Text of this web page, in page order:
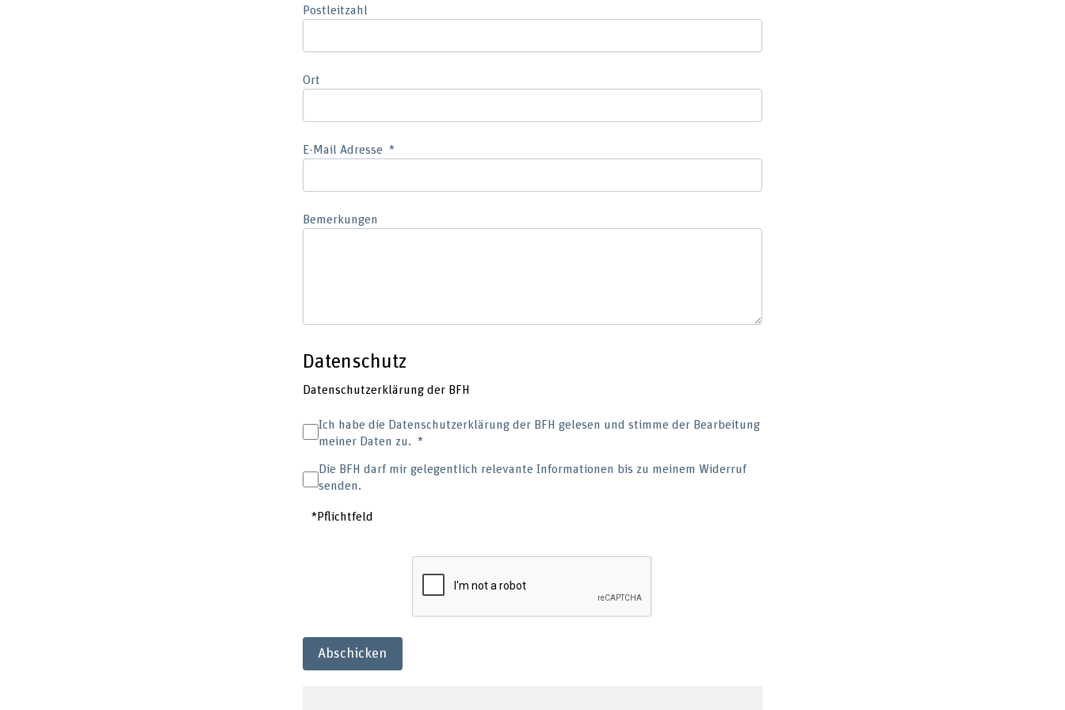
Postleitzahl
Ort
E-Mail Adresse
Bemerkungen
Datenschutz
Datenschutzerklärung der BFH
Ich habe die Datenschutzerklärung der BFH gelesen und stimme der Bearbeitung
meiner Daten zu.
Die BFH darf mir gelegentlich relevante Informationen bis zu meinem Widerruf
senden.
*Pflichtfeld
Abschicken